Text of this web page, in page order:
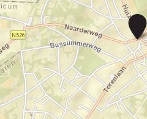
H
t
e
l
-
R
e
s
t